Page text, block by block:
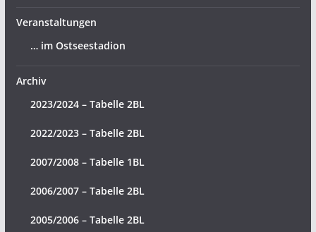
Veranstaltungen
… im Ostseestadion
Archiv
2023/2024 – Tabelle 2BL
2022/2023 – Tabelle 2BL
2007/2008 – Tabelle 1BL
2006/2007 – Tabelle 2BL
2005/2006 – Tabelle 2BL